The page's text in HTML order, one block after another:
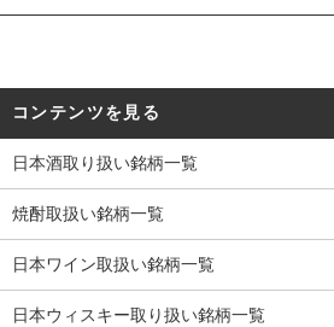
コンテンツを見る
日本酒取り扱い銘柄一覧
焼酎取扱い銘柄一覧
日本ワイン取扱い銘柄一覧
日本ウィスキー取り扱い銘柄一覧